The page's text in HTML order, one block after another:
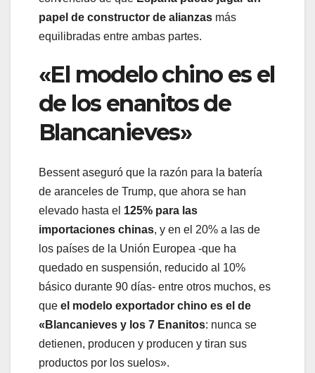
papel de constructor de alianzas más
equilibradas entre ambas partes.
«El modelo chino es el
de los enanitos de
Blancanieves»
Bessent aseguró que la razón para la batería
de aranceles de Trump, que ahora se han
elevado hasta el 125% para las
importaciones chinas, y en el 20% a las de
los países de la Unión Europea -que ha
quedado en suspensión, reducido al 10%
básico durante 90 días- entre otros muchos, es
que el modelo exportador chino es el de
«Blancanieves y los 7 Enanitos: nunca se
detienen, producen y producen y tiran sus
productos por los suelos».